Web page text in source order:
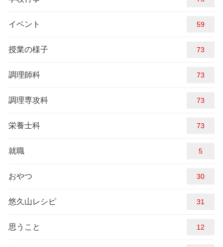
イベント 59
授業の様子 81
調理師科 74
調理専攻科 81
栄養士科 81
就職 5
おやつ 30
悠久山レシピ 31
思うこと 12